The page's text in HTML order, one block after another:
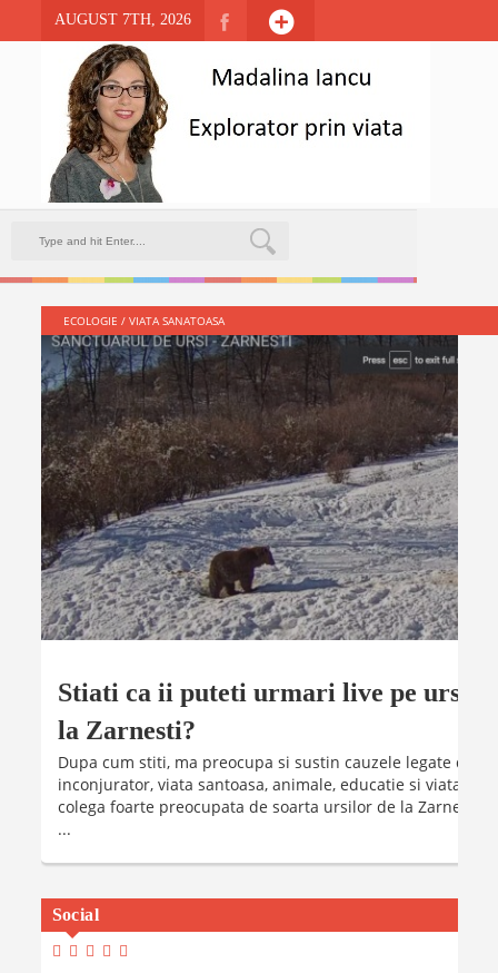
AUGUST 7TH, 2026
ECOLOGIE / VIATA SANATOASA
Stiati ca ii puteti urmari live pe
la Zarnesti?
Dupa cum stiti, ma preocupa si sustin cauzele legate de
inconjurator, viata santoasa, animale, educatie si viata in
colega foarte preocupata de soarta ursilor de la Zarnesti,
...
Social
ViewViewView
ViewView